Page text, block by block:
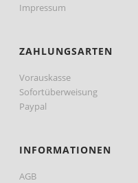
Impressum
ZAHLUNGSARTEN
Vorauskasse
Sofortüberweisung
Paypal
INFORMATIONEN
AGB